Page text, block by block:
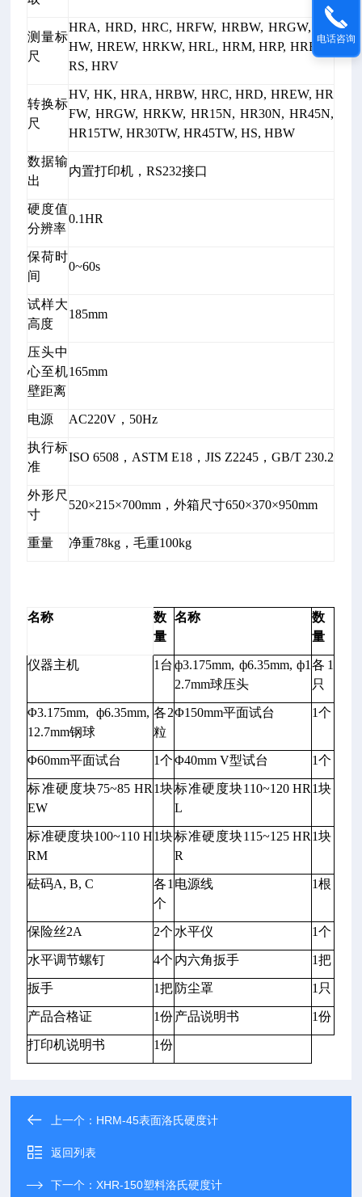
测量标
尺
HRA, HRD, HRC, HRFW, HRBW, HRGW, HR
HW, HREW, HRKW, HRL, HRM, HRP, HRR, H
RS, HRV
转换标
尺
HV, HK, HRA, HRBW, HRC, HRD, HREW, HR
FW, HRGW, HRKW, HR15N, HR30N, HR45N,
HR15TW, HR30TW, HR45TW, HS, HBW
数据输
出
内置打印机，RS232接口
硬度值
分辨率
0.1HR
保荷时
间
0~60s
试样大
高度
185mm
压头中
心至机
壁距离
165mm
电源 AC220V，50Hz
执行标
准
ISO 6508，ASTM E18，JIS Z2245，GB/T 230.2
外形尺
寸
520×215×700mm，外箱尺寸650×370×950mm
重量 净重78kg，毛重100kg
名称
数
量
名称
数
量
仪器主机 1台 ф3.175mm, ф6.35mm, ф1
2.7mm球压头
各1
只
Φ3.175mm, ф6.35mm,
12.7mm钢球
各2
粒
Φ150mm平面试台 1个
Φ60mm平面试台 1个 Φ40mm V型试台 1个
标准硬度块75~85 HR
EW
1块标准硬度块110~120 HR
L
1块
标准硬度块100~110 H
RM
1块标准硬度块115~125 HR
R
1块
砝码A, B, C
各1
个
电源线 1根
保险丝2A 2个 水平仪 1个
水平调节螺钉 4个 内六角扳手 1把
扳手 1把 防尘罩 1只
产品合格证 1份产品说明书 1份
打印机说明书 1份
上一个： HRM-45表面洛氏硬度计
返回列表
下一个：XHR-150塑料洛氏硬度计
电话咨询